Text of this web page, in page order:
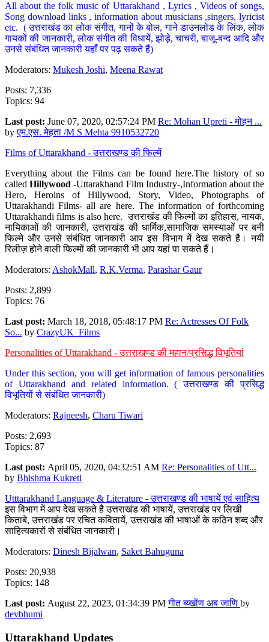
All about the folk music of Uttarakhand , Lyrics , Videos of songs,
Song download links , information about musicians ,singers, lyricist
etc. ( उत्तराखंड का लोक संगीत, गानों के बोल, गाने डाउनलोड के लिंक, लोक
गायकों की जानकारी, लोक संगीत की विधायें, झोड़े, चाचरी, बाजू-बन्द आदि और
उनसे संबंधित जानकारी यहाँ पर पढ़ सकते हैं)
Moderators: Mukesh Joshi, Meena Rawat
Posts: 7,336
Topics: 94
Last post: June 07, 2020, 02:57:24 PM Re: Mohan Upreti - मोहन ...
byएम.एस. मेहता /M S Mehta 9910532720
Films of Uttarakhand - उत्तराखण्ड की फिल्में
Everything about the Films can be found here.The history of so
calledHillywood-Uttarakhand Film Industry-,Information about the
Hero, Heroins of Hillywood, Story, Video, Photographs of
Uttarakhandi Films- all are here. The information of forthcoming
Uttarakhandi films is also here. उत्तराखंड की फिल्मों का इतिहास, नायक,
नायिकाओं की जानकारी, उत्तराखंड की धार्मिक,सामाजिक समस्याओं पर बनी
फिल्मे और उनसे संबंधित जानकारी आप इस विभाग में देख सकते है। नयी
रिलीज़ होने वाली फिल्मों की जानकारी भी आप यहां पा सकते हैं।
Moderators: AshokMall, R.K.Verma, Parashar Gaur
Posts: 2,899
Topics: 76
Last post: March 18, 2018, 05:48:17 PM Re: Actresses Of Folk
So... by CrazyUK_Films
Personalities of Uttarakhand - उत्तराखण्ड की महान/प्रसिद्ध विभूतियां
Under this section, you will get information of famous personalities
of Uttarakhand and related information. ( उत्तराखण्ड की प्रसिद्ध
विभूतियों से संबंधित जानकारी)
Moderators: Rajneesh, Charu Tiwari
Posts: 2,693
Topics: 87
Last post: April 05, 2020, 04:32:51 AM Re: Personalities of Utt...
by Bhishma Kukreti
Utttarakhand Language & Literature - उत्तराखण्ड की भाषायें एवं साहित्य
इस विभाग में आप देख सकते है उत्तराखंड की भाषायें, उत्तराखंड पर लिखी
किताबे, उत्तराखंड पर रचित कवितायें, उत्तराखंड की भाषाओं के कठिन शब्द और
साहित्यकारों से संबंधित जानकारी।
Moderators: Dinesh Bijalwan, Saket Bahuguna
Posts: 20,938
Topics: 148
Last post: August 22, 2023, 01:34:39 PMगीत ब्य्खोंण अब जाणि by
devbhumi
Uttarakhand Updates